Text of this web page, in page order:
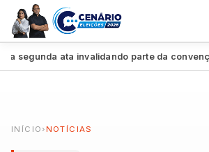
ata invalidando parte da
INÍCIO › NOTÍCIAS